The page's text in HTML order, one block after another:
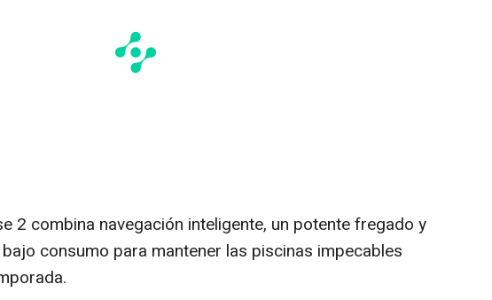
2 combina navegación inteligente, un potente fregado y
consumo para mantener las piscinas impecables